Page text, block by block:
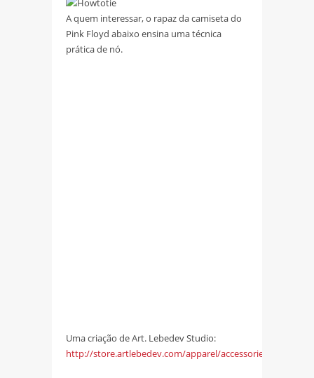
A quem interessar, o rapaz da camiseta do
Pink Floyd abaixo ensina uma técnica
prática de nó.
Uma criação de Art. Lebedev Studio:
http://store.artlebedev.com/apparel/accessories/howtie/